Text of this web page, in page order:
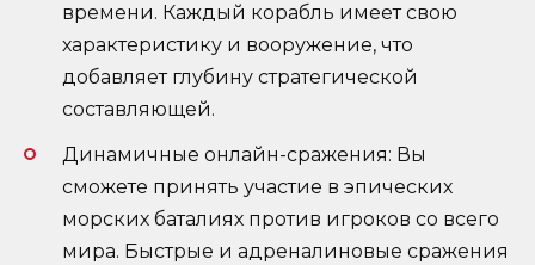
времени. Каждый корабль имеет свою
характеристику и вооружение, что
добавляет глубину стратегической
составляющей.
Динамичные онлайн-сражения: Вы
сможете принять участие в эпических
морских баталиях против игроков со всего
мира. Быстрые и адреналиновые сражения